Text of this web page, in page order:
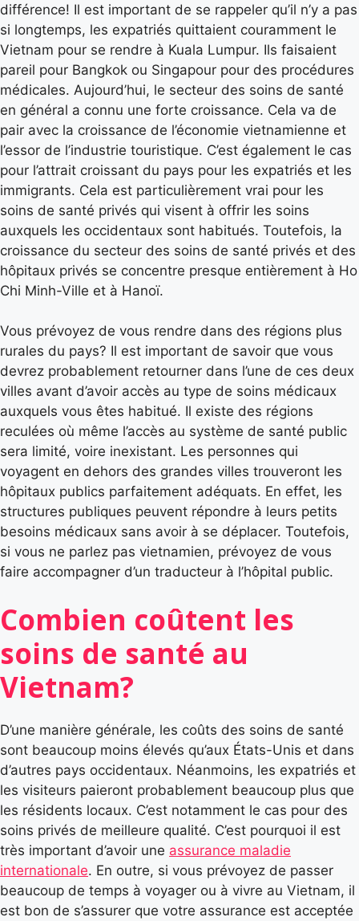
différence! Il est important de se rappeler qu’il n’y a pas
si longtemps, les expatriés quittaient couramment le
Vietnam pour se rendre à Kuala Lumpur. Ils faisaient
pareil pour Bangkok ou Singapour pour des procédures
médicales. Aujourd’hui, le secteur des soins de santé
en général a connu une forte croissance. Cela va de
pair avec la croissance de l’économie vietnamienne et
l’essor de l’industrie touristique. C’est également le cas
pour l’attrait croissant du pays pour les expatriés et les
immigrants. Cela est particulièrement vrai pour les
soins de santé privés qui visent à offrir les soins
auxquels les occidentaux sont habitués. Toutefois, la
croissance du secteur des soins de santé privés et des
hôpitaux privés se concentre presque entièrement à Ho
Chi Minh-Ville et à Hanoï.
Vous prévoyez de vous rendre dans des régions plus
rurales du pays? Il est important de savoir que vous
devrez probablement retourner dans l’une de ces deux
villes avant d’avoir accès au type de soins médicaux
auxquels vous êtes habitué. Il existe des régions
reculées où même l’accès au système de santé public
sera limité, voire inexistant. Les personnes qui
voyagent en dehors des grandes villes trouveront les
hôpitaux publics parfaitement adéquats. En effet, les
structures publiques peuvent répondre à leurs petits
besoins médicaux sans avoir à se déplacer. Toutefois,
si vous ne parlez pas vietnamien, prévoyez de vous
faire accompagner d’un traducteur à l’hôpital public.
Combien coûtent les
soins de santé au
Vietnam?
D’une manière générale, les coûts des soins de santé
sont beaucoup moins élevés qu’aux États-Unis et dans
d’autres pays occidentaux. Néanmoins, les expatriés et
les visiteurs paieront probablement beaucoup plus que
les résidents locaux. C’est notamment le cas pour des
soins privés de meilleure qualité. C’est pourquoi il est
très important d’avoir une assurance maladie
internationale. En outre, si vous prévoyez de passer
beaucoup de temps à voyager ou à vivre au Vietnam, il
est bon de s’assurer que votre assurance est acceptée